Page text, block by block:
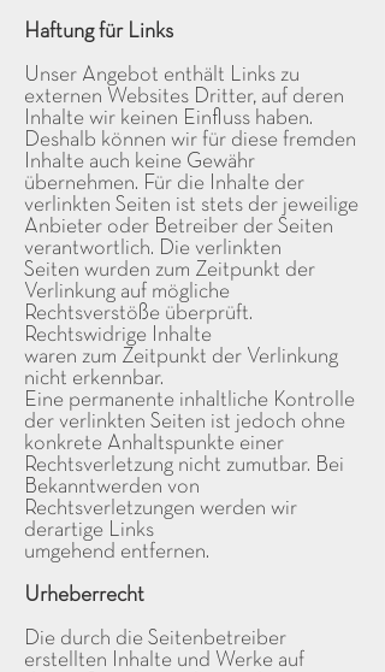
Haftung für Links
Unser Angebot enthält Links zu
externen Websites Dritter, auf deren
Inhalte wir keinen Einfluss haben.
Deshalb können wir für diese fremden
Inhalte auch keine Gewähr
übernehmen. Für die Inhalte der
verlinkten Seiten ist stets der jeweilige
Anbieter oder Betreiber der Seiten
verantwortlich. Die verlinkten
Seiten wurden zum Zeitpunkt der
Verlinkung auf mögliche
Rechtsverstöße überprüft.
Rechtswidrige Inhalte
waren zum Zeitpunkt der Verlinkung
nicht erkennbar.
Eine permanente inhaltliche Kontrolle
der verlinkten Seiten ist jedoch ohne
konkrete Anhaltspunkte einer
Rechtsverletzung nicht zumutbar. Bei
Bekanntwerden von
Rechtsverletzungen werden wir
derartige Links
umgehend entfernen.
Urheberrecht
Die durch die Seitenbetreiber
erstellten Inhalte und Werke auf